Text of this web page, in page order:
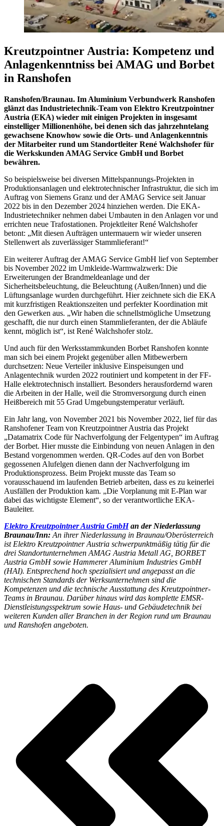
Kreutzpointner Austria: Kompetenz und
Anlagenkenntniss bei AMAG und Borbet
in Ranshofen
Ranshofen/Braunau. Im Aluminium Verbundwerk Ranshofen
glänzt das Industrietechnik-Team von Elektro Kreutzpointner
Austria (EKA) wieder mit einigen Projekten in insgesamt
einstelliger Millionenhöhe, bei denen sich das jahrzehntelang
gewachsene Knowhow sowie die Orts- und Anlagenkenntnis
der Mitarbeiter rund um Standortleiter René Walchshofer für
die Werkskunden AMAG Service GmbH und Borbet
bewähren.
So beispielsweise bei diversen Mittelspannungs-Projekten in
Produktionsanlagen und elektrotechnischer Infrastruktur, die sich im
Auftrag von Siemens Granz und der AMAG Service seit Januar
2022 bis in den Dezember 2024 hinziehen werden. Die EKA-
Industrietechniker nehmen dabei Umbauten in den Anlagen vor und
errichten neue Trafostationen. Projektleiter René Walchshofer
betont: „Mit diesen Aufträgen untermauern wir wieder unseren
Stellenwert als zuverlässiger Stammlieferant!“
Ein weiterer Auftrag der AMAG Service GmbH lief von September
bis November 2022 im Umkleide-Warmwalzwerk: Die
Erweiterungen der Brandmeldeanlage und der
Sicherheitsbeleuchtung, die Beleuchtung (Außen/Innen) und die
Lüftungsanlage wurden durchgeführt. Hier zeichnete sich die EKA
mit kurzfristigen Reaktionszeiten und perfekter Koordination mit
den Gewerken aus. „Wir haben die schnellstmögliche Umsetzung
geschafft, die nur durch einen Stammlieferanten, der die Abläufe
kennt, möglich ist“, ist René Walchshofer stolz.
Und auch für den Werksstammkunden Borbet Ranshofen konnte
man sich bei einem Projekt gegenüber allen Mitbewerbern
durchsetzen: Neue Verteiler inklusive Einspeisungen und
Anlagentechnik wurden 2022 routiniert und kompetent in der FF-
Halle elektrotechnisch installiert. Besonders herausfordernd waren
die Arbeiten in der Halle, weil die Stromversorgung durch einen
Heißbereich mit 55 Grad Umgebungstemperatur verläuft.
Ein Jahr lang, von November 2021 bis November 2022, lief für das
Ranshofener Team von Kreutzpointner Austria das Projekt
„Datamatrix Code für Nachverfolgung der Felgentypen“ im Auftrag
der Borbet. Hier musste die Einbindung von neuen Anlagen in den
Bestand vorgenommen werden. QR-Codes auf den von Borbet
gegossenen Alufelgen dienen dann der Nachverfolgung im
Produktionsprozess. Beim Projekt musste das Team so
vorausschauend im laufenden Betrieb arbeiten, dass es zu keinerlei
Ausfällen der Produktion kam. „Die Vorplanung mit E-Plan war
dabei das wichtigste Element“, so der verantwortliche EKA-
Bauleiter.
Elektro Kreutzpointner Austria GmbHan der Niederlassung
Braunau/Inn: An ihrer Niederlassung in Braunau/Oberösterreich
ist Elektro Kreutzpointner Austria schwerpunktmäßig tätig für die
drei Standortunternehmen AMAG Austria Metall AG, BORBET
Austria GmbH sowie Hammerer Aluminium Industries GmbH
(HAI). Entsprechend hoch spezialisiert und angepasst an die
technischen Standards der Werksunternehmen sind die
Kompetenzen und die technische Ausstattung des Kreutzpointner-
Teams in Braunau. Darüber hinaus wird das komplette EMSR-
Dienstleistungsspektrum sowie Haus- und Gebäudetechnik bei
weiteren Kunden aller Branchen in der Region rund um Braunau
und Ranshofen angeboten.